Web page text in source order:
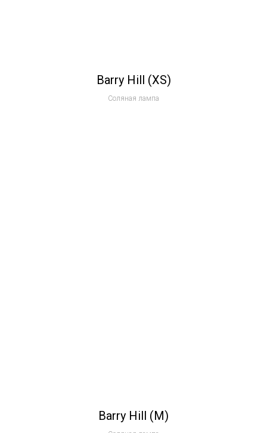
Barry Hill (XS)
Соляная лампа
Barry Hill (M)